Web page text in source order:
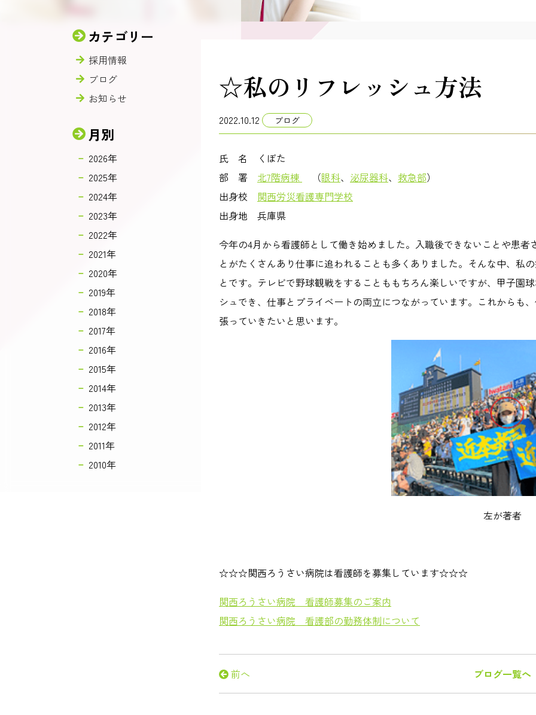
☆私のリフレッシュ方法
2022.10.12 ブログ
氏 名 くぼた
部 署 北7階病棟 （眼科、 泌尿器科、 救急部）
出身校 関西労災看護専門学校
出身地 兵庫県
今年の4月から看護師として働き始めました。入職後できないことや患
とがたくさんあり仕事に追われることも多くありました。そんな中、私
とです。テレビで野球観戦をすることももちろん楽しいですが、甲子園
シュでき、仕事とプライベートの両立につながっています。これからも
張っていきたいと思います。
左が著者
☆☆☆関西ろうさい病院は看護師を募集しています☆☆☆
関西ろうさい病院 看護師募集のご案内
関西ろうさい病院 看護部の勤務体制について
前へ ブログ一覧へ
カテゴリー
採用情報
ブログ
お知らせ
月別
2026年
2025年
2024年
2023年
2022年
2021年
2020年
2019年
2018年
2017年
2016年
2015年
2014年
2013年
2012年
2011年
2010年